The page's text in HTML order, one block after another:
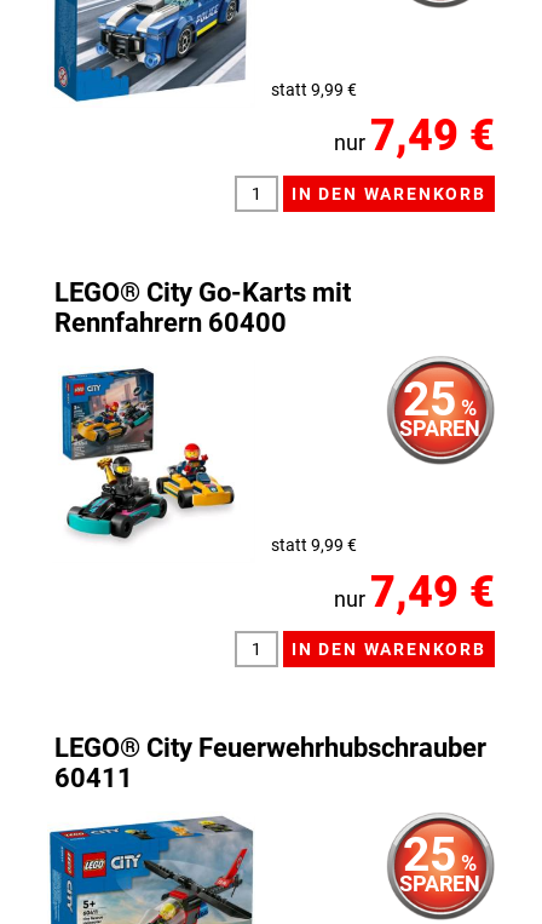
statt 9,99 €
nur 7,49 €
LEGO® City Go-Karts mit
Rennfahrern 60400
25 %
SPAREN
statt 9,99 €
nur 7,49 €
LEGO® City Feuerwehrhubschrauber
60411
25 %
SPAREN